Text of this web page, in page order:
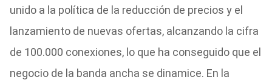
unido a la política de la reducción de precios y el
lanzamiento de nuevas ofertas, alcanzando la cifra
de 100.000 conexiones, lo que ha conseguido que el
negocio de la banda ancha se dinamice. En la